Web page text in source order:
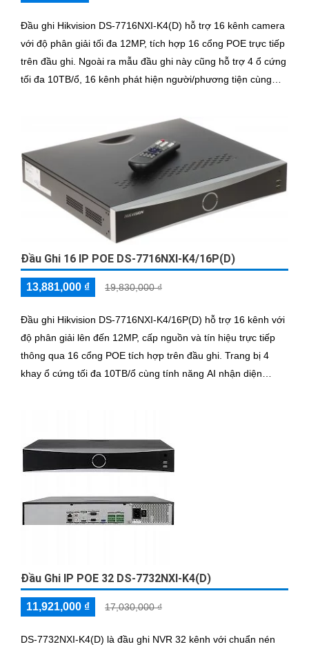
Đầu ghi Hikvision DS-7716NXI-K4(D) hỗ trợ 16 kênh camera
với độ phân giải tối đa 12MP, tích hợp 16 cổng POE trực tiếp
trên đầu ghi. Ngoài ra mẫu đầu ghi này cũng hỗ trợ 4 ổ cứng
tối đa 10TB/ổ, 16 kênh phát hiện người/phương tiện cùng
Đầu Ghi 16 IP POE DS-7716NXI-K4/16P(D)
13,881,000 ₫ 19,830,000 ₫
Đầu ghi Hikvision DS-7716NXI-K4/16P(D) hỗ trợ 16 kênh với
độ phân giải lên đến 12MP, cấp nguồn và tín hiệu trực tiếp
thông qua 16 cổng POE tích hợp trên đầu ghi. Trang bị 4
khay ổ cứng tối đa 10TB/ổ cùng tính năng AI nhận diện
Đầu Ghi IP POE 32 DS-7732NXI-K4(D)
11,921,000 ₫ 17,030,000 ₫
DS-7732NXI-K4(D) là đầu ghi NVR 32 kênh với chuẩn nén